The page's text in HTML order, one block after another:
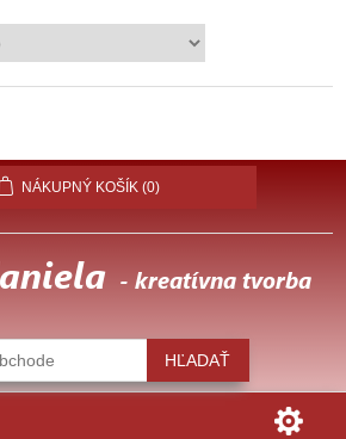
NÁKUPNÝ KOŠÍK (0)